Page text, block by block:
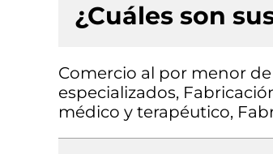
¿Cuáles son
Comercio al por menor
especializados,
médico y terapéutico,